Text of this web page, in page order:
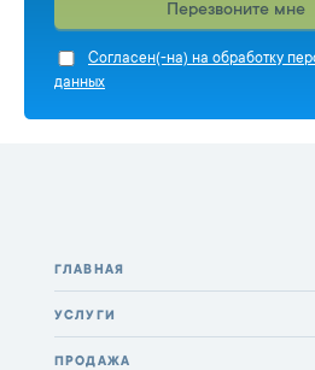
Перезвоните мне
Cогласен(-на) на обработку
данных
ГЛАВНАЯ
УСЛУГИ
ПРОДАЖА